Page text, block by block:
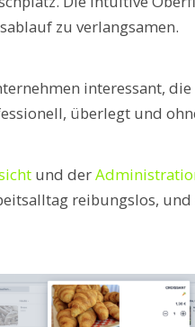
zu verlangsamen.
interessant,
überlegt und
und der
reibungslos,